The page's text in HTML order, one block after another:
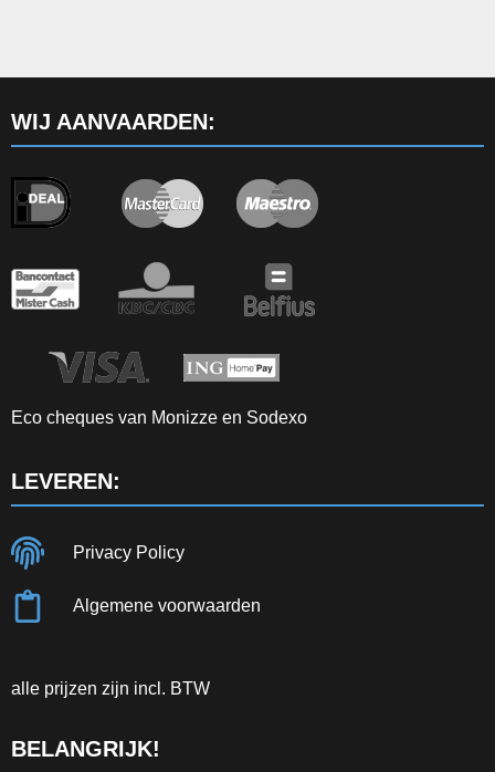
WIJ AANVAARDEN:
Eco cheques van Monizze en Sodexo
LEVEREN:
Privacy Policy
Algemene voorwaarden
alle prijzen zijn incl. BTW
BELANGRIJK!